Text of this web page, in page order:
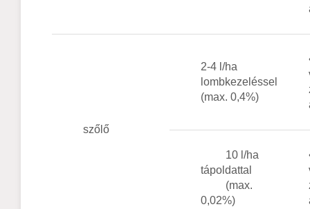
szőlő
2-4 l/ha
lombkezeléssel
(max. 0,4%)
10 l/ha
tápoldattal
(max.
0,02%)